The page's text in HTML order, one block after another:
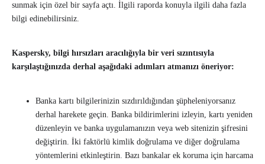
sunmak için özel bir sayfa açtı. İlgili raporda konuyla ilgili daha fazla
bilgi edinebilirsiniz.
Kaspersky, bilgi hırsızları aracılığıyla bir veri sızıntısıyla
karşılaştığınızda derhal aşağıdaki adımları atmanızı öneriyor:
Banka kartı bilgilerinizin sızdırıldığından şüpheleniyorsanız
derhal harekete geçin. Banka bildirimlerini izleyin, kartı yeniden
düzenleyin ve banka uygulamanızın veya web sitenizin şifresini
değiştirin. İki faktörlü kimlik doğrulama ve diğer doğrulama
yöntemlerini etkinleştirin. Bazı bankalar ek koruma için harcama